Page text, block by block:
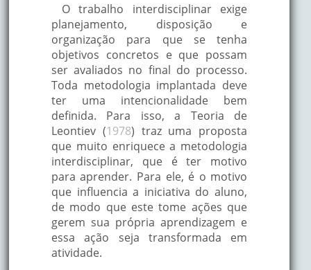
O trabalho interdisciplinar exige
planejamento, disposição e
organização para que se tenha
objetivos concretos e que possam
ser avaliados no final do processo.
Toda metodologia implantada deve
ter uma intencionalidade bem
definida. Para isso, a Teoria de
Leontiev (1978) traz uma proposta
que muito enriquece a metodologia
interdisciplinar, que é ter motivo
para aprender. Para ele, é o motivo
que influencia a iniciativa do aluno,
de modo que este tome ações que
gerem sua própria aprendizagem e
essa ação seja transformada em
atividade.